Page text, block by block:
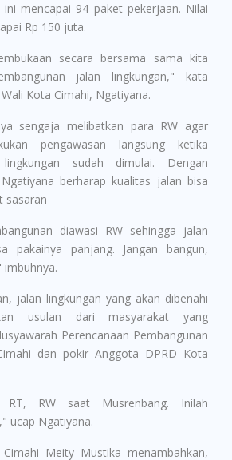
mencapai 94 paket pekerjaan. Nilai
Rp 150 juta.
secara bersama sama kita
jalan lingkungan," kata
Kota Cimahi, Ngatiyana.
sengaja melibatkan para RW agar
pengawasan langsung ketika
sudah dimulai. Dengan
berharap kualitas jalan bisa
sasaran
diawasi RW sehingga jalan
pakainya panjang. Jangan bangun,
imbuhnya.
jalan lingkungan yang akan dibenahi
usulan dari masyarakat yang
Perencanaan Pembangunan
dan pokir Anggota DPRD Kota
RW saat Musrenbang. Inilah
ucap Ngatiyana.
Meity Mustika menambahkan,